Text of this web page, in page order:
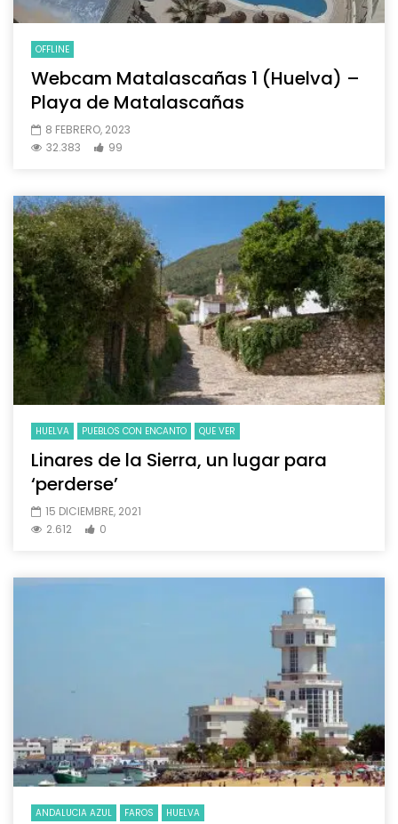
OFFLINE
Webcam Matalascañas 1 (Huelva) –
Playa de Matalascañas
8 FEBRERO, 2023
32.383
99
HUELVA PUEBLOS CON ENCANTO QUE VER
Linares de la Sierra, un lugar para
‘perderse’
15 DICIEMBRE, 2021
2.612
0
ANDALUCIA AZUL FAROS HUELVA